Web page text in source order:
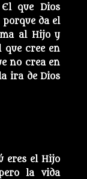
que Dios
porque da el
al Hijo y
que cree en
no crea en
ira de Dios
eres el Hijo
la vida